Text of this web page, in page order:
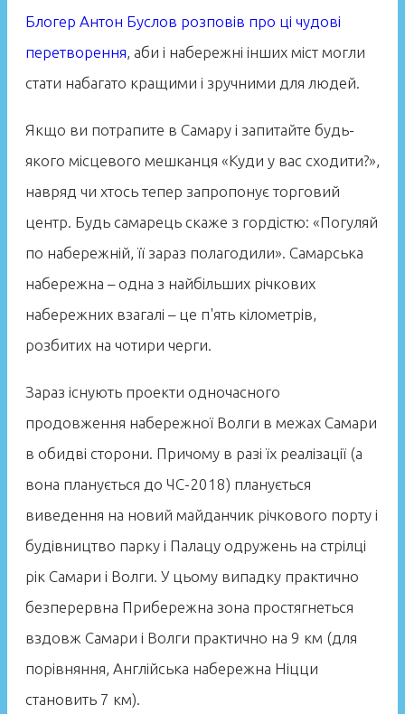
Блогер Антон Буслов розповів про ці чудові
перетворення, аби і набережні інших міст могли
стати набагато кращими і зручними для людей.
Якщо ви потрапите в Самару і запитайте будь-
якого місцевого мешканця «Куди у вас сходити?»,
навряд чи хтось тепер запропонує торговий
центр. Будь самарець скаже з гордістю: «Погуляй
по набережній, її зараз полагодили». Самарська
набережна – одна з найбільших річкових
набережних взагалі – це п'ять кілометрів,
розбитих на чотири черги.
Зараз існують проекти одночасного
продовження набережної Волги в межах Самари
в обидві сторони. Причому в разі їх реалізації (а
вона планується до ЧС-2018) планується
виведення на новий майданчик річкового порту і
будівництво парку і Палацу одружень на стрілці
рік Самари і Волги. У цьому випадку практично
безперервна Прибережна зона простягнеться
вздовж Самари і Волги практично на 9 км (для
порівняння, Англійська набережна Ніцци
становить 7 км).